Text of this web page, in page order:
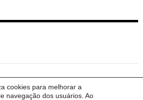
cookies para melhorar a
navegação dos usuários. Ao